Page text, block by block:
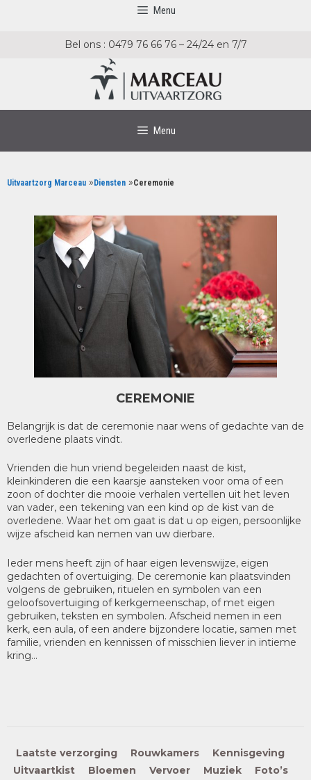
Menu
Bel ons : 0479 76 66 76 – 24/24 en 7/7
Menu
Uitvaartzorg Marceau »Diensten »Ceremonie
CEREMONIE
Belangrijk is dat de ceremonie naar wens of gedachte van de
overledene plaats vindt.
Vrienden die hun vriend begeleiden naast de kist,
kleinkinderen die een kaarsje aansteken voor oma of een
zoon of dochter die mooie verhalen vertellen uit het leven
van vader, een tekening van een kind op de kist van de
overledene. Waar het om gaat is dat u op eigen, persoonlijke
wijze afscheid kan nemen van uw dierbare.
Ieder mens heeft zijn of haar eigen levenswijze, eigen
gedachten of overtuiging. De ceremonie kan plaatsvinden
volgens de gebruiken, rituelen en symbolen van een
geloofsovertuiging of kerkgemeenschap, of met eigen
gebruiken, teksten en symbolen. Afscheid nemen in een
kerk, een aula, of een andere bijzondere locatie, samen met
familie, vrienden en kennissen of misschien liever in intieme
kring…
Laatste verzorging Rouwkamers
Kennisgeving
Uitvaartkist
Bloemen Vervoer Muziek
Foto’s